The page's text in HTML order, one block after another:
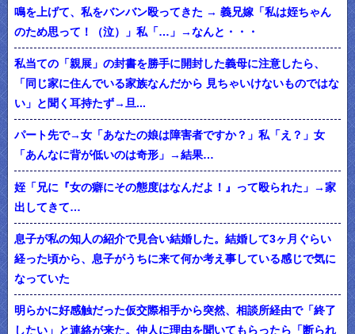
鳴を上げて、私をバンバン殴ってきた → 義兄嫁「私は姪ちゃん
のため思って！（泣）」私「…」→なんと・・・
私当ての「親展」の封書を勝手に開封した義母に注意したら、
「同じ家に住んでいる家族なんだから 見ちゃいけないものではな
い」と聞く耳持たず→旦...
パート先で→女「あなたの娘は障害者ですか？」私「え？」女
「あんなに背が低いのは奇形」→結果…
姪「兄に『女の癖にその態度はなんだよ！』って殴られた」→家
出してきて…
息子が私の知人の紹介で見合い結婚した。結婚して3ヶ月ぐらい
経った頃から、息子がうちに来て何か考え事している感じで気に
なっていた
明らかに好感触だった仮交際相手から突然、相談所経由で「終了
したい」と連絡が来た。仲人に理由を聞いてもらったら「断られ